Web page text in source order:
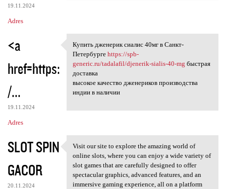
19.11.2024
Adres
<a
href=https:
/...
19.11.2024
Adres
Купить дженерик сиалис 40мг в
Купить дженерик сиалис 40мг в Санкт-
Петербурге https://spb-
generic.ru/tadalafil/djenerik-sialis-40-mg быстрая
доставка
высокое качество дженериков производства
индии в наличии
SLOT SPIN
GACOR
20.11.2024
Visit our site to explore the
Visit our site to explore the amazing world of
online slots, where you can enjoy a wide variety of
slot games that are carefully designed to offer
spectacular graphics, advanced features, and an
immersive gaming experience, all on a platform